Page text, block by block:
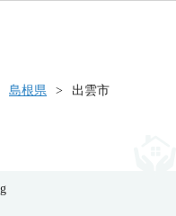
島根県 出雲市